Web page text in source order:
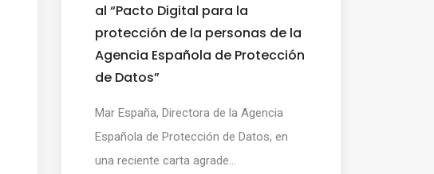
al “Pacto Digital para la
protección de la personas de la
Agencia Española de Protección
de Datos”
Mar España, Directora de la Agencia
Española de Protección de Datos, en
una reciente carta agrade...